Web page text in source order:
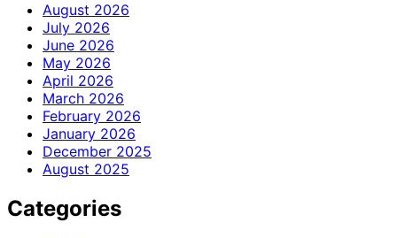
August 2026
July 2026
June 2026
May 2026
April 2026
March 2026
February 2026
January 2026
December 2025
August 2025
Categories